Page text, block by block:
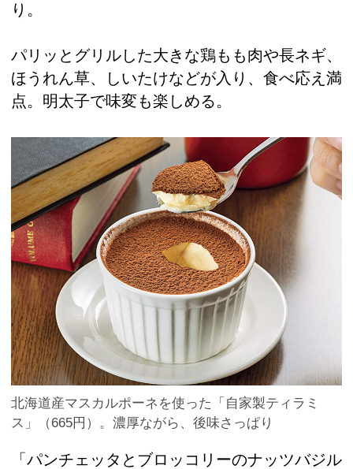
り。
パリッとグリルした大きな鶏もも肉や長ネギ、
ほうれん草、しいたけなどが入り、食べ応え満
点。明太子で味変も楽しめる。
北海道産マスカルポーネを使った「自家製ティラミ
ス」（665円）。濃厚ながら、後味さっぱり
「パンチェッタとブロッコリーのナッツバジル